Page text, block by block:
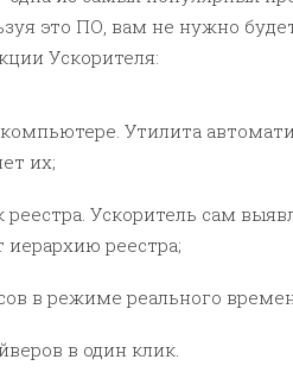
это ПО, вам не нужно
Ускорителя:
Утилита
их;
Ускоритель сам
реестра;
в режиме реального
в один клик.